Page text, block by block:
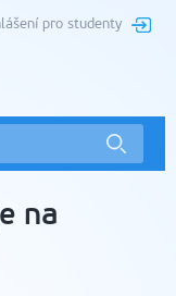
pro studenty
na